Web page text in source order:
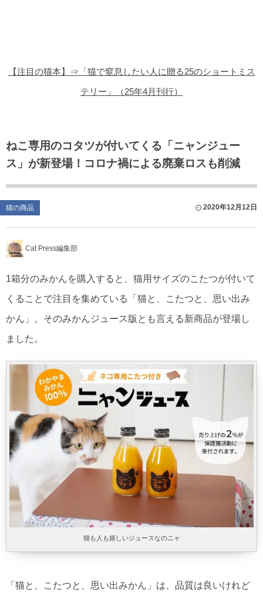
【注目の猫本】⇒「猫で窒息したい人に贈る25のショートミス
テリー」（25年4月刊行）
ねこ専用のコタツが付いてくる「ニャンジュー
ス」が新登場！コロナ禍による廃棄ロスも削減
猫の商品 2020年12月12日
Cat Press編集部
1箱分のみかんを購入すると、猫用サイズのこたつが付いて
くることで注目を集めている「猫と、こたつと、思い出み
かん」。そのみかんジュース版とも言える新商品が登場し
ました。
猫も人も嬉しいジュースなのニャ
「猫と、こたつと、思い出みかん」は、品質は良いけれど
猫のゲーム・アプリ
猫のフリー写真素材